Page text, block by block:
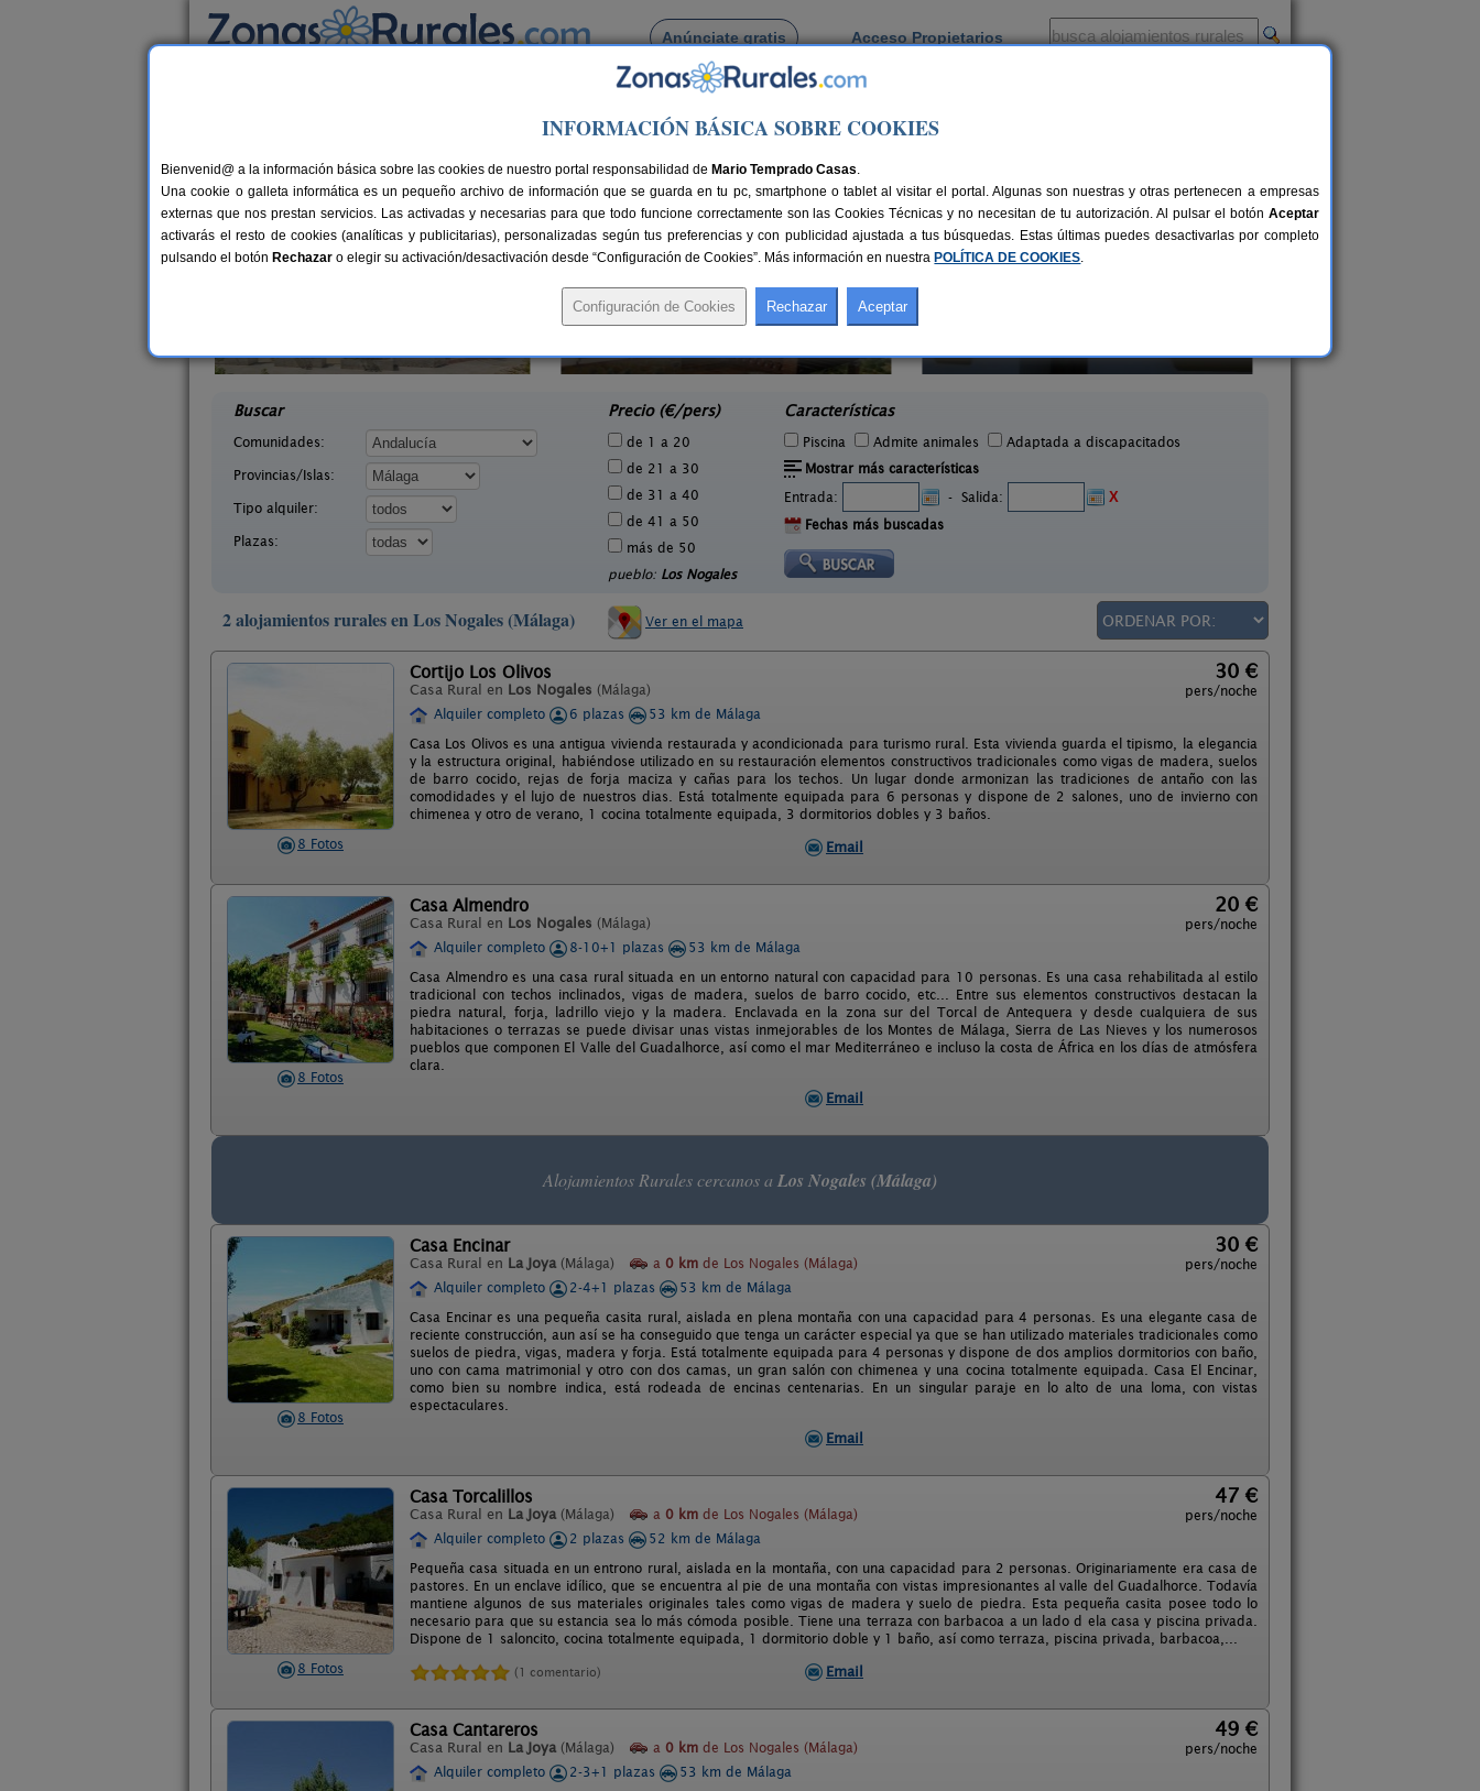
Anúnciate gratis Acceso Propietarios
Busca por pueblo
Casas Rurales en Los Nogales
Villa Remedios
Buscar
Comunidades:
Provincias/Islas:
Tipo alquiler:
Plazas:
Precio (€/pers)
de 1 a 20
de 21 a 30
de 31 a 40
de 41 a 50
más de 50
pueblo: Los Nogales
Características
Piscina Admite animales
Adaptada a discapacitados
Mostrar más características
Entrada:
- Salida:
X
Fechas más buscadas
2 alojamientos rurales en Los Nogales (Málaga) Ver en el mapa
8 Fotos
Cortijo Los Olivos
Casa Rural en Los Nogales (Málaga)
30 €
pers/noche
Alquiler completo
6 plazas
53 km de Málaga
Casa Los Olivos es una antigua vivienda restaurada y acondicionada para turismo rural. Esta vivienda guarda el tipismo, la elegancia
y la estructura original, habiéndose utilizado en su restauración elementos constructivos tradicionales como vigas de madera, suelos
de barro cocido, rejas de forja maciza y cañas para los techos. Un lugar donde armonizan las tradiciones de antaño con las
comodidades y el lujo de nuestros dias. Está totalmente equipada para 6 personas y dispone de 2 salones, uno de invierno con
chimenea y otro de verano, 1 cocina totalmente equipada, 3 dormitorios dobles y 3 baños.
Email
8 Fotos
Casa Almendro
Casa Rural en Los Nogales (Málaga)
20 €
pers/noche
Alquiler completo
8-10+1 plazas
53 km de Málaga
Casa Almendro es una casa rural situada en un entorno natural con capacidad para 10 personas. Es una casa rehabilitada al estilo
tradicional con techos inclinados, vigas de madera, suelos de barro cocido, etc... Entre sus elementos constructivos destacan la
piedra natural, forja, ladrillo viejo y la madera. Enclavada en la zona sur del Torcal de Antequera y desde cualquiera de sus
habitaciones o terrazas se puede divisar unas vistas inmejorables de los Montes de Málaga, Sierra de Las Nieves y los numerosos
pueblos que componen El Valle del Guadalhorce, así como el mar Mediterráneo e incluso la costa de África en los días de atmósfera
clara.
Email
Alojamientos Rurales cercanos a Los Nogales (Málaga)
8 Fotos
Casa Encinar
Casa Rural en La Joya (Málaga) a 0 km de Los Nogales (Málaga)
30 €
pers/noche
Alquiler completo
2-4+1 plazas
53 km de Málaga
Casa Encinar es una pequeña casita rural, aislada en plena montaña con una capacidad para 4 personas. Es una elegante casa de
reciente construcción, aun así se ha conseguido que tenga un carácter especial ya que se han utilizado materiales tradicionales como
suelos de piedra, vigas, madera y forja. Está totalmente equipada para 4 personas y dispone de dos amplios dormitorios con baño,
uno con cama matrimonial y otro con dos camas, un gran salón con chimenea y una cocina totalmente equipada. Casa El Encinar,
como bien su nombre indica, está rodeada de encinas centenarias. En un singular paraje en lo alto de una loma, con vistas
espectaculares.
Email
8 Fotos
Casa Torcalillos
Casa Rural en La Joya (Málaga) a 0 km de Los Nogales (Málaga)
47 €
pers/noche
Alquiler completo
2 plazas
52 km de Málaga
Pequeña casa situada en un entrono rural, aislada en la montaña, con una capacidad para 2 personas. Originariamente era casa de
pastores. En un enclave idílico, que se encuentra al pie de una montaña con vistas impresionantes al valle del Guadalhorce. Todavía
mantiene algunos de sus materiales originales tales como vigas de madera y suelo de piedra. Esta pequeña casita posee todo lo
necesario para que su estancia sea lo más cómoda posible. Tiene una terraza con barbacoa a un lado d ela casa y piscina privada.
Dispone de 1 saloncito, cocina totalmente equipada, 1 dormitorio doble y 1 baño, así como terraza, piscina privada, barbacoa,...
(1 comentario) Email
Casa Cantareros
Casa Rural en La Joya (Málaga) a 0 km de Los Nogales (Málaga)
49 €
pers/noche
Alquiler completo
2-3+1 plazas
53 km de Málaga
INFORMACIÓN BÁSICA SOBRE COOKIES
Bienvenid@ a la información básica sobre las cookies de nuestro portal responsabilidad de Mario Temprado Casas.
Una cookie o galleta informática es un pequeño archivo de información que se guarda en tu pc, smartphone o tablet al visitar el portal. Algunas son nuestras y otras pertenecen a empresas
externas que nos prestan servicios. Las activadas y necesarias para que todo funcione correctamente son las Cookies Técnicas y no necesitan de tu autorización. Al pulsar el botón Aceptar
activarás el resto de cookies (analíticas y publicitarias), personalizadas según tus preferencias y con publicidad ajustada a tus búsquedas. Estas últimas puedes desactivarlas por completo
pulsando el botón Rechazar o elegir su activación/desactivación desde “Configuración de Cookies”. Más información en nuestra POLÍTICA DE COOKIES.